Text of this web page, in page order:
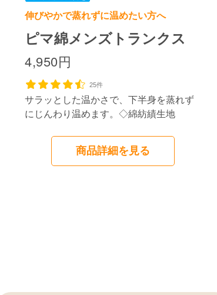
伸びやかで蒸れずに温めたい方へ
ピマ綿メンズトランクス
4,950円
25件
サラッとした温かさで、下半身を蒸れず
にじんわり温めます。◇綿紡績生地
商品詳細を見る